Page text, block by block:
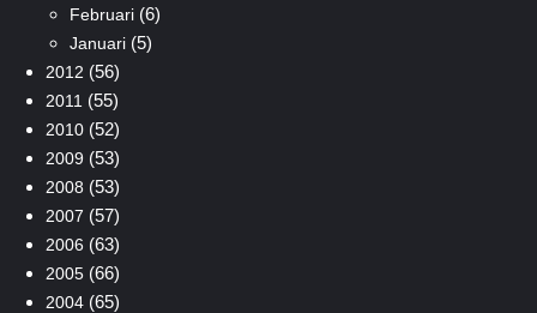
Februari(6)
Januari(5)
2012 (56)
2011 (55)
2010(52)
2009 (53)
2008 (53)
2007 (57)
2006 (63)
2005(66)
2004(65)